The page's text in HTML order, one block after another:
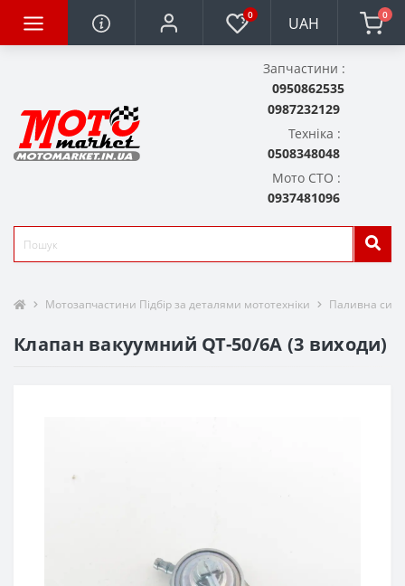
0 UAH 0
Запчастини :
0950862535
0987232129
Техніка :
0508348048
Мото СТО :
0937481096
Мотозапчастини Підбір за деталями мототехніки Паливна
Клапан вакуумний QT-50/6A (3 виходи)